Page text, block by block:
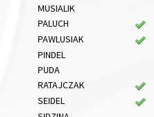
MUSIALIK
PALUCH
PAWLUSIAK
PINDEL
PUDA
RATAJCZAK
SEIDEL